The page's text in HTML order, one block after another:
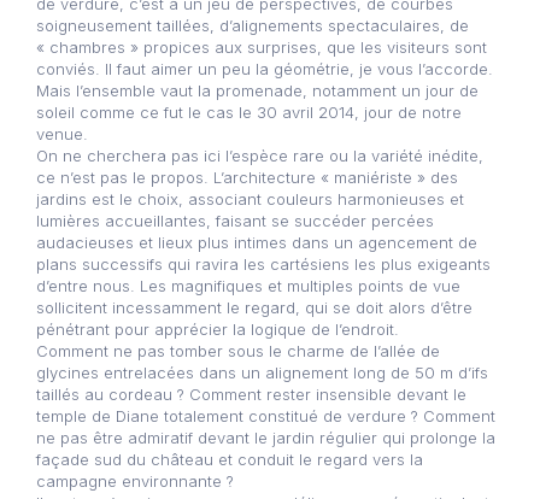
soigneusement taillées, d’alignements spectaculaires, de
« chambres » propices aux surprises, que les visiteurs sont
conviés. Il faut aimer un peu la géométrie, je vous l’accorde.
Mais l’ensemble vaut la promenade, notamment un jour de
soleil comme ce fut le cas le 30 avril 2014, jour de notre
venue.
On ne cherchera pas ici l’espèce rare ou la variété inédite,
ce n’est pas le propos. L’architecture « maniériste » des
jardins est le choix, associant couleurs harmonieuses et
lumières accueillantes, faisant se succéder percées
audacieuses et lieux plus intimes dans un agencement de
plans successifs qui ravira les cartésiens les plus exigeants
d’entre nous. Les magnifiques et multiples points de vue
sollicitent incessamment le regard, qui se doit alors d’être
pénétrant pour apprécier la logique de l’endroit.
Comment ne pas tomber sous le charme de l’allée de
glycines entrelacées dans un alignement long de 50 m d’ifs
taillés au cordeau ? Comment rester insensible devant le
temple de Diane totalement constitué de verdure ? Comment
ne pas être admiratif devant le jardin régulier qui prolonge la
façade sud du château et conduit le regard vers la
campagne environnante ?